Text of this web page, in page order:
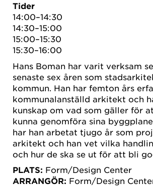
Tider
14:00–14:30
14:30–15:00
15:00–15:30
15:30–16:00
Hans Boman har varit verksam
senaste sex åren som
kommun. Han har femton års
kommunalanställd arkitekt och
kunskap om vad som gäller för
kunna genomföra sina
har han arbetat tjugo år som
arkitekt och han vet vilka
och hur de ska se ut för att bli
PLATS: Form/Design Center
ARRANGÖR: Form/Design